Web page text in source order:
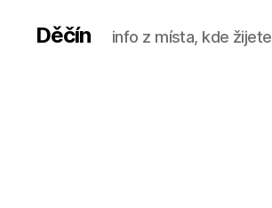
Děčín info z místa, kde žijete